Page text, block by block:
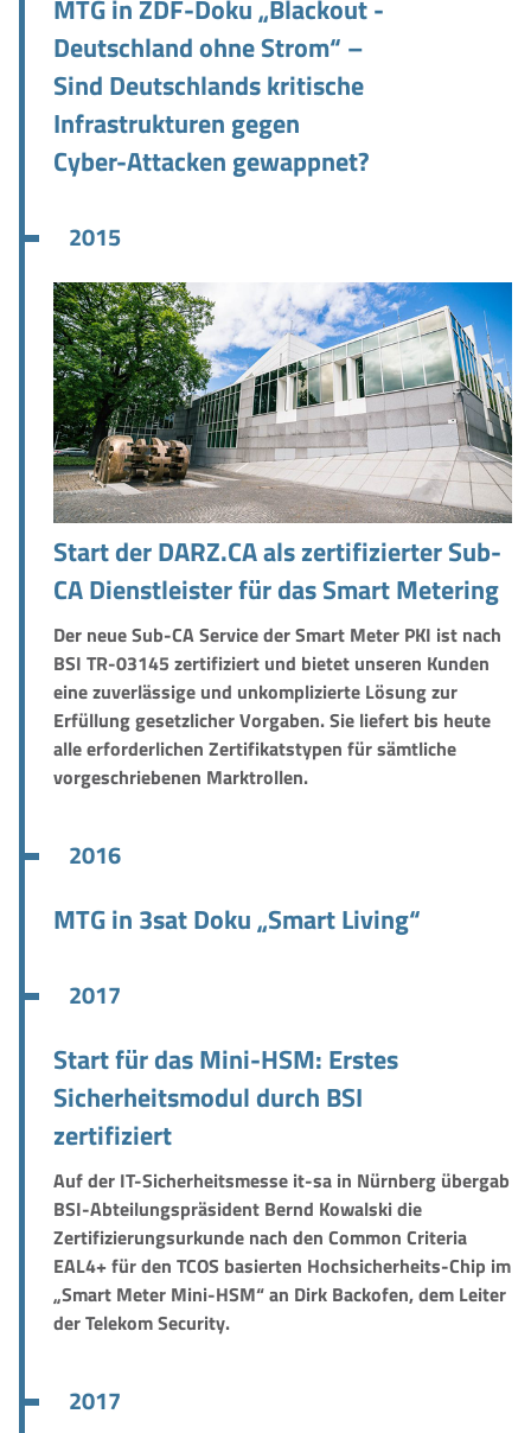
MTG in ZDF-Doku „Blackout -
Deutschland ohne Strom“ –
Sind Deutschlands kritische
Infrastrukturen gegen
Cyber-Attacken gewappnet?
2015
Start der DARZ.CA als zertifizierter Sub-
CA Dienstleister für das Smart Metering
Der neue Sub-CA Service der Smart Meter PKI ist nach
BSI TR-03145 zertifiziert und bietet unseren Kunden
eine zuverlässige und unkomplizierte Lösung zur
Erfüllung gesetzlicher Vorgaben. Sie liefert bis heute
alle erforderlichen Zertifikatstypen für sämtliche
vorgeschriebenen Marktrollen.
2016
MTG in 3sat Doku „Smart Living“
2017
Start für das Mini-HSM: Erstes
Sicherheitsmodul durch BSI
zertifiziert
Auf der IT-Sicherheitsmesse it-sa in Nürnberg übergab
BSI-Abteilungspräsident Bernd Kowalski die
Zertifizierungsurkunde nach den Common Criteria
EAL4+ für den TCOS basierten Hochsicherheits-Chip im
„Smart Meter Mini-HSM“ an Dirk Backofen, dem Leiter
der Telekom Security.
2017